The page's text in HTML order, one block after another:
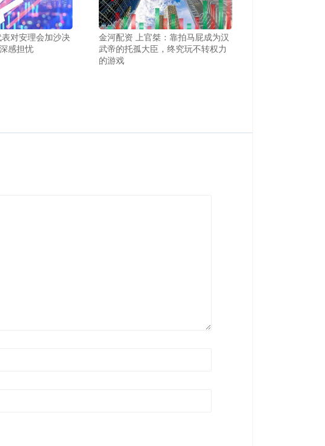
对安理会加沙决
感担忧
金河配资 上官桀：靠拍马屁成为汉
武帝的托孤大臣，终究玩不转权力
的游戏